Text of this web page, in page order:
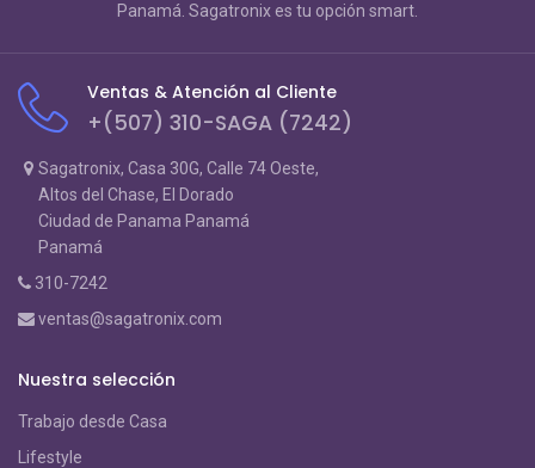
Panamá. Sagatronix es tu opción smart.
Ventas & Atención al Cliente
+(507) 310-SAGA (7242)
Sagatronix, Casa 30G, Calle 74 Oeste,
Altos del Chase, El Dorado
Ciudad de Panama Panamá
Panamá
310-7242
ventas@sagatronix.com
Nuestra selección
Trabajo desde Casa
Lifestyle